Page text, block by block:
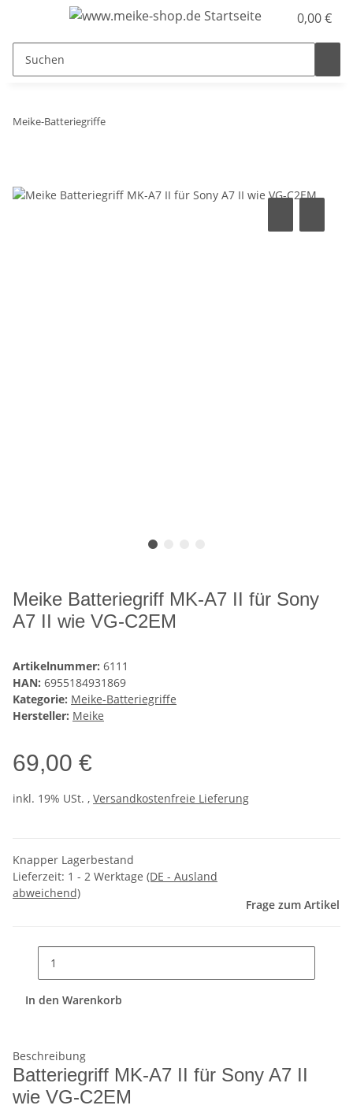
0,00 €
Meike-Batteriegriffe
Meike Batteriegriff MK-A7 II für Sony
A7 II wie VG-C2EM
Artikelnummer: 6111
HAN: 6955184931869
Kategorie: Meike-Batteriegriffe
Hersteller: Meike
69,00 €
inkl. 19% USt. , Versandkostenfreie Lieferung
Knapper Lagerbestand
Lieferzeit: 1 - 2 Werktage (DE - Ausland
abweichend)
Frage zum Artikel
In den Warenkorb
Beschreibung
Batteriegriff MK-A7 II für Sony A7 II
wie VG-C2EM